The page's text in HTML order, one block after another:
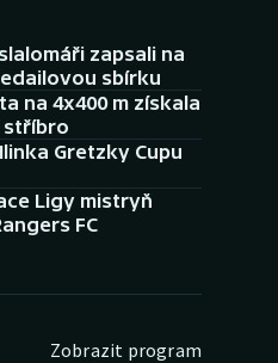
zapsali na
sbírku
na 4x400 m získala
stříbro
Gretzky Cupu
Ligy mistryň
FC
Zobrazit program